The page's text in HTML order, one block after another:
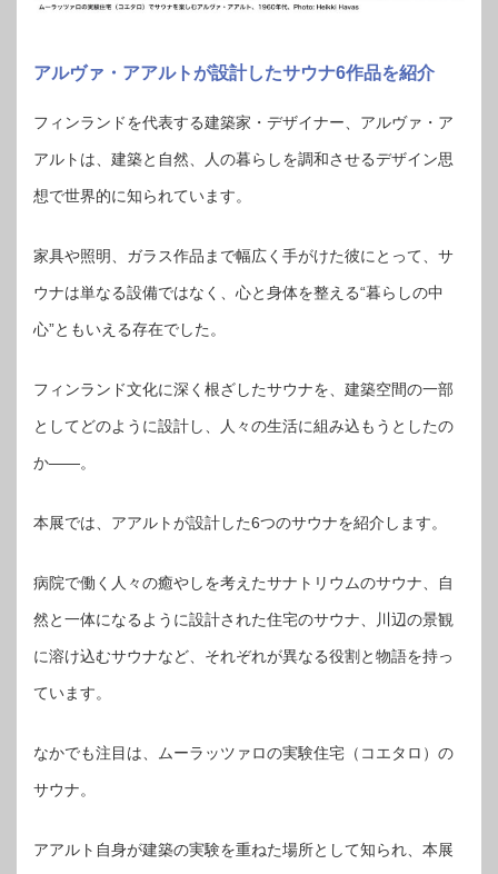
アルヴァ・アアルトが設計したサウナ6作品を紹介
フィンランドを代表する建築家・デザイナー、アルヴァ・ア
アルトは、建築と自然、人の暮らしを調和させるデザイン思
想で世界的に知られています。
家具や照明、ガラス作品まで幅広く手がけた彼にとって、サ
ウナは単なる設備ではなく、心と身体を整える“暮らしの中
心”ともいえる存在でした。
フィンランド文化に深く根ざしたサウナを、建築空間の一部
としてどのように設計し、人々の生活に組み込もうとしたの
か——。
本展では、アアルトが設計した6つのサウナを紹介します。
病院で働く人々の癒やしを考えたサナトリウムのサウナ、自
然と一体になるように設計された住宅のサウナ、川辺の景観
に溶け込むサウナなど、それぞれが異なる役割と物語を持っ
ています。
なかでも注目は、ムーラッツァロの実験住宅（コエタロ）の
サウナ。
アアルト自身が建築の実験を重ねた場所として知られ、本展